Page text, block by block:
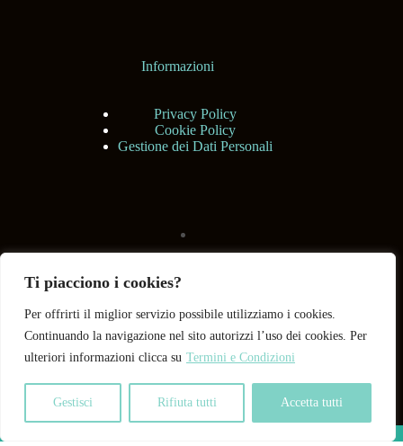
Ti piacciono i cookies?
Per offrirti il miglior servizio possibile utilizziamo i cookies.
Continuando la navigazione nel sito autorizzi l’uso dei cookies. Per
ulteriori informazioni clicca su Termini e Condizioni
Gestisci Rifiuta tutti Accetta tutti
Informazioni
Privacy Policy
Cookie Policy
Gestione dei Dati Personali